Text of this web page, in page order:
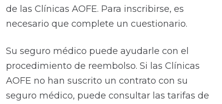
de las Clínicas AOFE. Para inscribirse, es
necesario que complete un cuestionario.
Su seguro médico puede ayudarle con el
procedimiento de reembolso. Si las Clínicas
AOFE no han suscrito un contrato con su
seguro médico, puede consultar las tarifas de